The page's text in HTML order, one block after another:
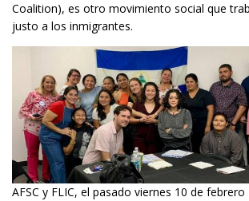
Coalition), es otro movimiento social que
justo a los inmigrantes.
AFSC y FLIC, el pasado viernes 10 de febrero